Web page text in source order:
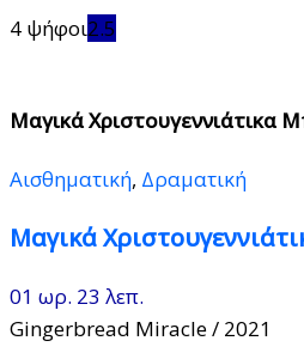
4 ψήφοι2.5
Μαγικά Χριστουγεννιάτικα
Αισθηματική, Δραματική
Μαγικά
01 ωρ. 23 λεπ.
Gingerbread Miracle/ 2021